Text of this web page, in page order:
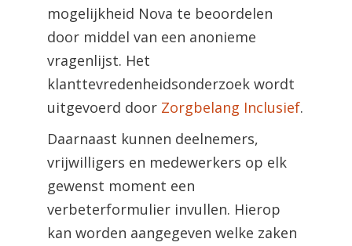
mogelijkheid Nova te beoordelen
door middel van een anonieme
vragenlijst. Het
klanttevredenheidsonderzoek wordt
uitgevoerd door Zorgbelang Inclusief.
Daarnaast kunnen deelnemers,
vrijwilligers en medewerkers op elk
gewenst moment een
verbeterformulier invullen. Hierop
kan worden aangegeven welke zaken